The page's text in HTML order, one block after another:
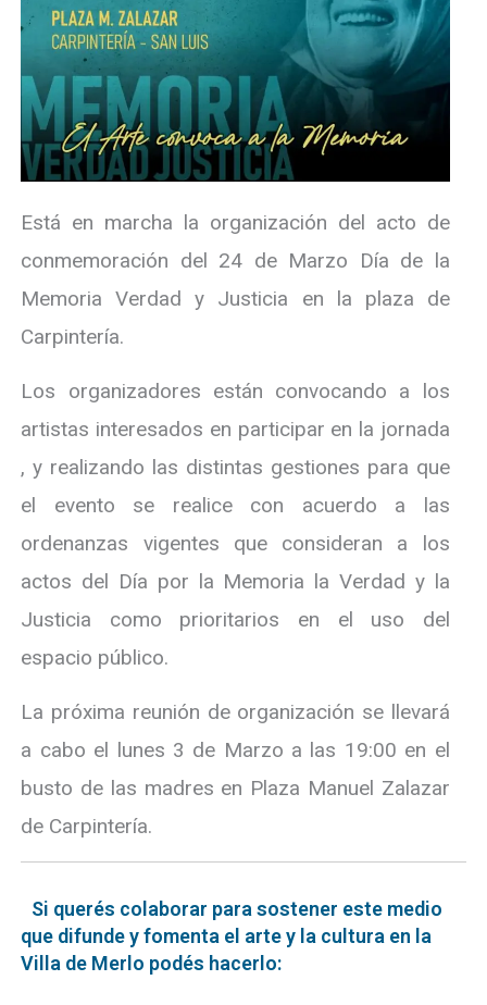
Está en marcha la organización del acto de
conmemoración del 24 de Marzo Día de la
Memoria Verdad y Justicia en la plaza de
Carpintería.
Los organizadores están convocando a los
artistas interesados en participar en la jornada
, y realizando las distintas gestiones para que
el evento se realice con acuerdo a las
ordenanzas vigentes que consideran a los
actos del Día por la Memoria la Verdad y la
Justicia como prioritarios en el uso del
espacio público.
La próxima reunión de organización se llevará
a cabo el lunes 3 de Marzo a las 19:00 en el
busto de las madres en Plaza Manuel Zalazar
de Carpintería.
Si querés colaborar para sostener este medio
que difunde y fomenta el arte y la cultura en la
Villa de Merlo podés hacerlo: